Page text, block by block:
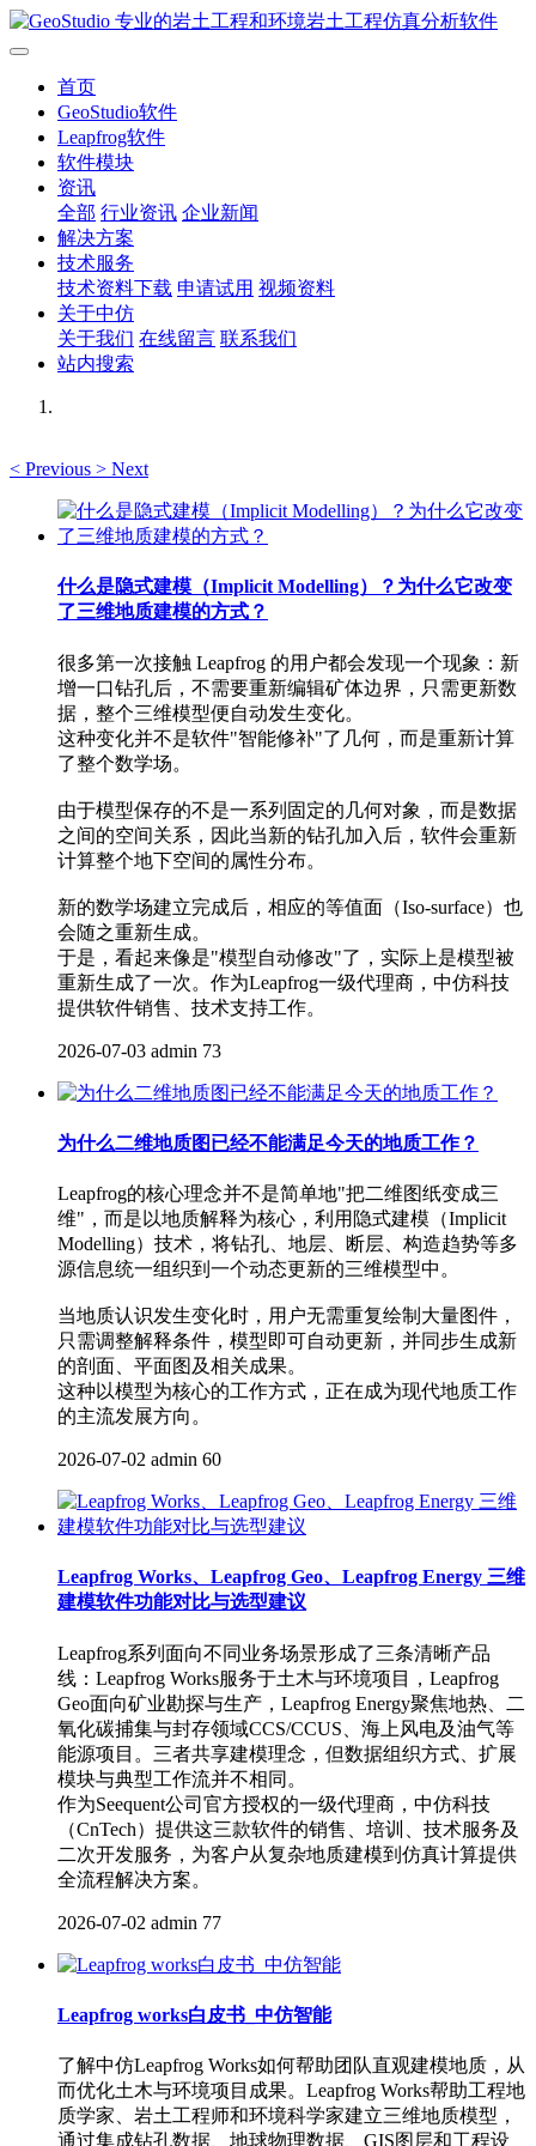
首页
GeoStudio软件
Leapfrog软件
软件模块
资讯
全部 行业资讯 企业新闻
解决方案
技术服务
技术资料下载 申请试用 视频资料
关于中仿
关于我们 在线留言 联系我们
站内搜索
< Previous > Next
什么是隐式建模（Implicit Modelling）？为什么它改变
了三维地质建模的方式？
很多第一次接触 Leapfrog 的用户都会发现一个现象：新
增一口钻孔后，不需要重新编辑矿体边界，只需更新数
据，整个三维模型便自动发生变化。
这种变化并不是软件"智能修补"了几何，而是重新计算
了整个数学场。
由于模型保存的不是一系列固定的几何对象，而是数据
之间的空间关系，因此当新的钻孔加入后，软件会重新
计算整个地下空间的属性分布。
新的数学场建立完成后，相应的等值面（Iso-surface）也
会随之重新生成。
于是，看起来像是"模型自动修改"了，实际上是模型被
重新生成了一次。作为Leapfrog一级代理商，中仿科技
提供软件销售、技术支持工作。
2026-07-03 admin 73
为什么二维地质图已经不能满足今天的地质工作？
Leapfrog的核心理念并不是简单地"把二维图纸变成三
维"，而是以地质解释为核心，利用隐式建模（Implicit
Modelling）技术，将钻孔、地层、断层、构造趋势等多
源信息统一组织到一个动态更新的三维模型中。
当地质认识发生变化时，用户无需重复绘制大量图件，
只需调整解释条件，模型即可自动更新，并同步生成新
的剖面、平面图及相关成果。
这种以模型为核心的工作方式，正在成为现代地质工作
的主流发展方向。
2026-07-02 admin 60
Leapfrog Works、Leapfrog Geo、Leapfrog Energy 三维
建模软件功能对比与选型建议
Leapfrog系列面向不同业务场景形成了三条清晰产品
线：Leapfrog Works服务于土木与环境项目，Leapfrog
Geo面向矿业勘探与生产，Leapfrog Energy聚焦地热、二
氧化碳捕集与封存领域CCS/CCUS、海上风电及油气等
能源项目。三者共享建模理念，但数据组织方式、扩展
模块与典型工作流并不相同。
作为Seequent公司官方授权的一级代理商，中仿科技
（CnTech）提供这三款软件的销售、培训、技术服务及
二次开发服务，为客户从复杂地质建模到仿真计算提供
全流程解决方案。
2026-07-02 admin 77
Leapfrog works白皮书_中仿智能
了解中仿Leapfrog Works如何帮助团队直观建模地质，从
而优化土木与环境项目成果。Leapfrog Works帮助工程地
质学家、岩土工程师和环境科学家建立三维地质模型，
通过集成钻孔数据、地球物理数据、GIS图层和工程设